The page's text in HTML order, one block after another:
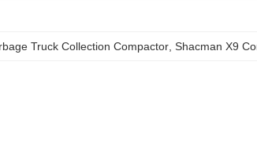
Truck Collection Compactor Shacman X9